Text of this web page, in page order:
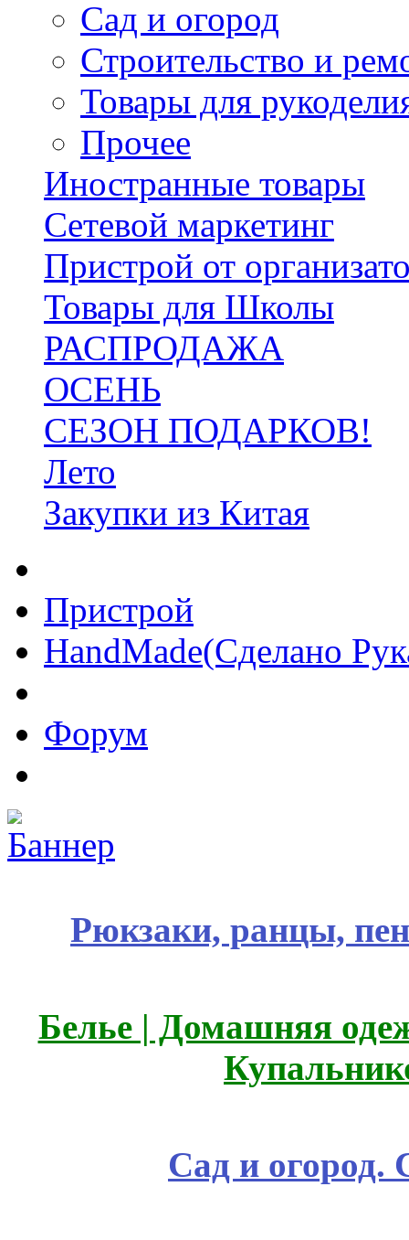
Сад и огород
Строительство и
Товары для
Прочее
Иностранные товары
Сетевой маркетинг
Пристрой от
Товары для Школы
РАСПРОДАЖА
ОСЕНЬ
СЕЗОН ПОДАРКОВ!
Лето
Закупки из Китая
Пристрой
HandMade(Сделано
Форум
Рюкзаки, ранцы,
Белье | Домашняя
Сад и огород.